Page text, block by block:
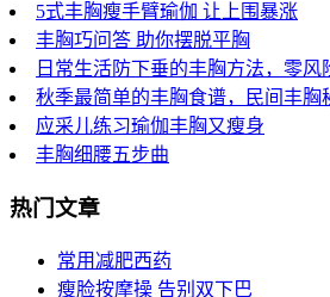
5式丰胸瘦手臂瑜伽 让上围暴涨
丰胸巧问答 助你摆脱平胸
日常生活防下垂的丰胸方法，零风
秋季最简单的丰胸食谱，民间丰胸
应采儿练习瑜伽丰胸又瘦身
丰胸细腰五步曲
热门文章
常用减肥西药
瘦脸按摩操 告别双下巴